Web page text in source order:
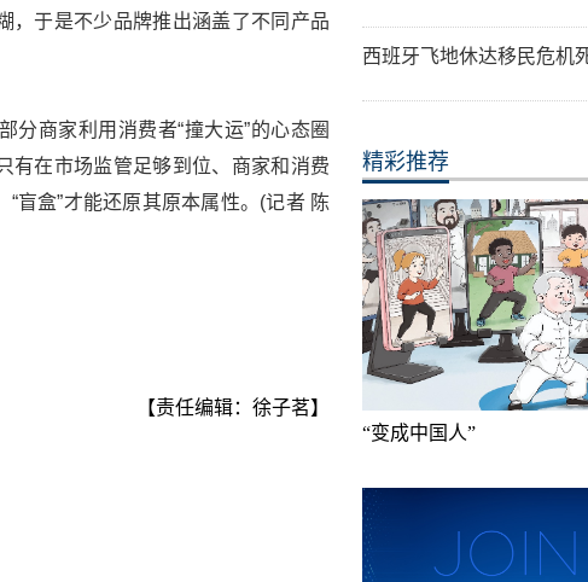
，于是不少品牌推出涵盖了不同产品
商家利用消费者“撞大运”的心态圈
有在市场监管足够到位、商家和消费
盲盒”才能还原其原本属性。(记者 陈
【责任编辑：徐子茗】
西班牙飞地休达移民危机
精彩推荐
“变成中国人”